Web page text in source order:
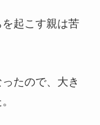
起こす親は苦
たので、大き